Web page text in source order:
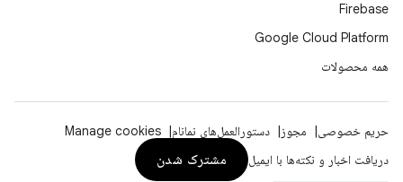
Firebase
Google Cloud Platform
همه محصولات
حریم خصوصی مجوز دستورالعمل‌های نمانام
Manage cookies
دریافت اخبار و نکته‌ها با ایمیل
مشترک شدن